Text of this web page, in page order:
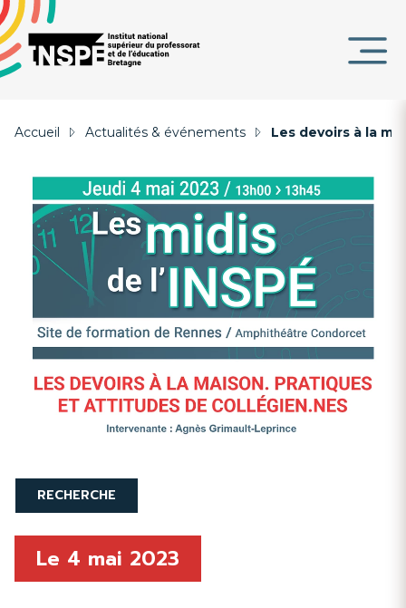
au
contenu
principal
d'Ariane
Accueil Actualités & événements Les devoirs à la
RECHERCHE
Le 4 mai 2023
DE
Panneau de gestion des cookies